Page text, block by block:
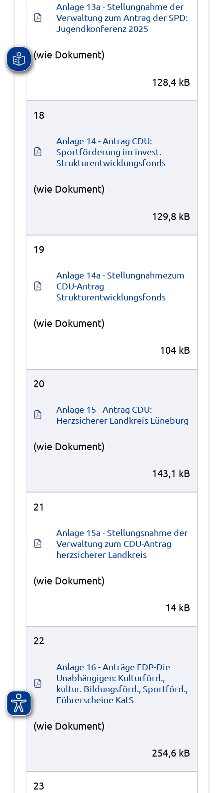
Anlage 13a - Stellungnahme der
Verwaltung zum Antrag der SPD:
Jugendkonferenz 2025
(wie Dokument)
128,4 kB
18
Anlage 14 - Antrag CDU:
Sportförderung im invest.
Strukturentwicklungsfonds
(wie Dokument)
129,8 kB
19
Anlage 14a - Stellungnahmezum
CDU-Antrag
Strukturentwicklungsfonds
(wie Dokument)
104 kB
20
Anlage 15 - Antrag CDU:
Herzsicherer Landkreis Lüneburg
(wie Dokument)
143,1 kB
21
Anlage 15a - Stellungsnahme der
Verwaltung zum CDU-Antrag
herzsicherer Landkreis
(wie Dokument)
14 kB
22
Anlage 16 - Anträge FDP-Die
Unabhängigen: Kulturförd.,
kultur. Bildungsförd., Sportförd.,
Führerscheine KatS
(wie Dokument)
254,6 kB
23